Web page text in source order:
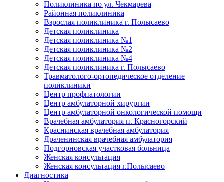
Поликлиника по ул. Чекмарева
Районная поликлиника
Взрослая поликлиника г. Полысаево
Детская поликлиника
Детская поликлиника №1
Детская поликлиника №2
Детская поликлиника №4
Детская поликлиника г. Полысаево
Травматолого-ортопедическое отделение
поликлиники
Центр профпатологии
Центр амбулаторной хирургии
Центр амбулаторной онкологической помощи
Врачебная амбулатория п. Красногорский
Краснинская врачебная амбулатория
Драченинская врачебная амбулатория
Подгорновская участковая больница
Женская консультация
Женская консультация г.Полысаево
Диагностика